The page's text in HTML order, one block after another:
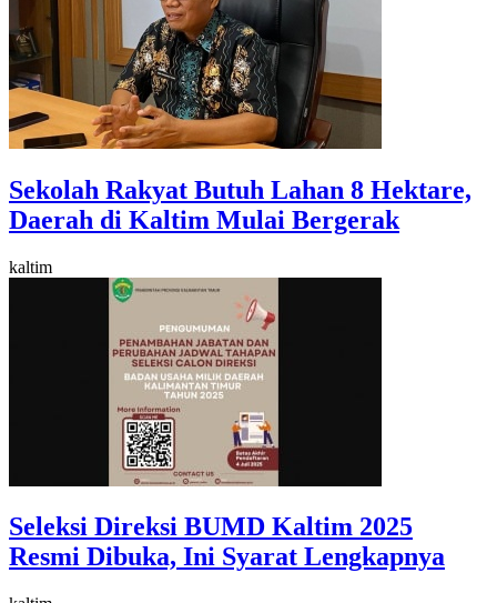
Sekolah Rakyat Butuh Lahan 8 Hektare,
Daerah di Kaltim Mulai Bergerak
kaltim
Seleksi Direksi BUMD Kaltim 2025
Resmi Dibuka, Ini Syarat Lengkapnya